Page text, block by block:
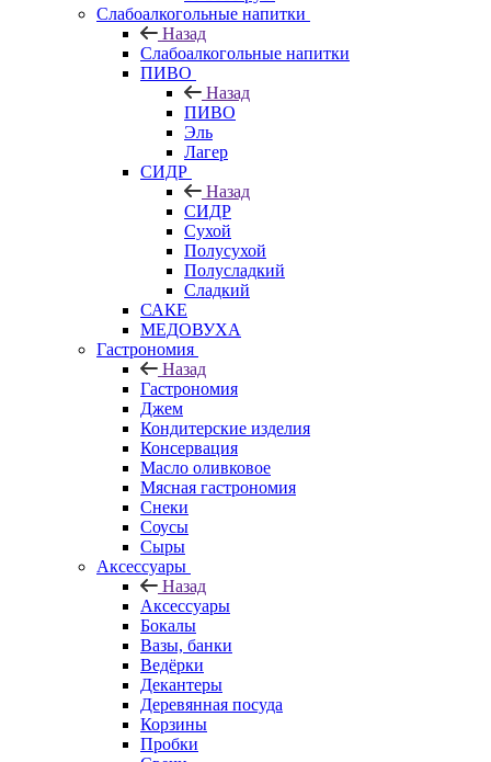
Слабоалкогольные напитки
Назад
Слабоалкогольные напитки
ПИВО
Назад
ПИВО
Эль
Лагер
СИДР
Назад
СИДР
Сухой
Полусухой
Полусладкий
Сладкий
САКЕ
МЕДОВУХА
Гастрономия
Назад
Гастрономия
Джем
Кондитерские изделия
Консервация
Масло оливковое
Мясная гастрономия
Снеки
Соусы
Сыры
Аксессуары
Назад
Аксессуары
Бокалы
Вазы, банки
Ведёрки
Декантеры
Деревянная посуда
Корзины
Пробки